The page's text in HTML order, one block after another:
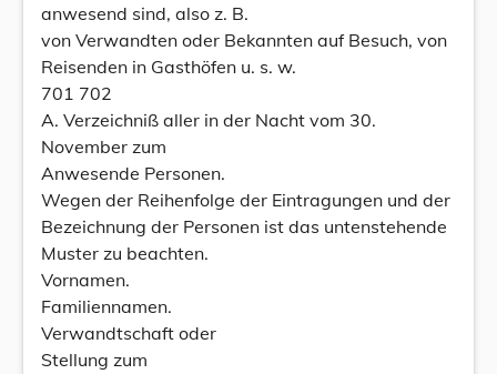
anwesend sind, also z. B.
von Verwandten oder Bekannten auf Besuch, von
Reisenden in Gasthöfen u. s. w.
701 702
A. Verzeichniß aller in der Nacht vom 30.
November zum
Anwesende Personen.
Wegen der Reihenfolge der Eintragungen und der
Bezeichnung der Personen ist das untenstehende
Muster zu beachten.
Vornamen.
Familiennamen.
Verwandtschaft oder
Stellung zum